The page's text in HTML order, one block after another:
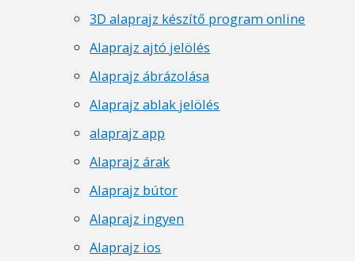
3D alaprajz készítő program online
Alaprajz ajtó jelölés
Alaprajz ábrázolása
Alaprajz ablak jelölés
alaprajz app
Alaprajz árak
Alaprajz bútor
Alaprajz ingyen
Alaprajz ios